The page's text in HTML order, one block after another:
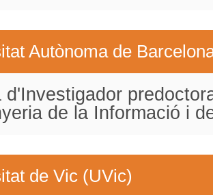
Autònoma de
d'Investigador
de la Informació i
de Vic (UVic)